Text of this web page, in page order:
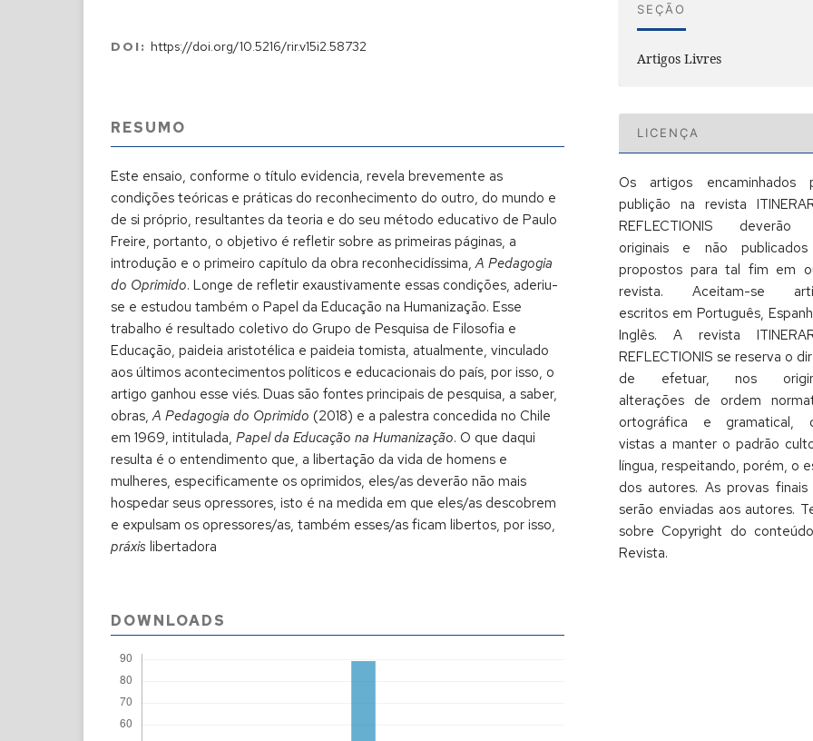
DOI: https://doi.org/10.5216/rir.v15i2.58732
RESUMO
Este ensaio, conforme o título evidencia, revela brevemente as
condições teóricas e práticas do reconhecimento do outro, do mundo e
de si próprio, resultantes da teoria e do seu método educativo de Paulo
Freire, portanto, o objetivo é refletir sobre as primeiras páginas, a
introdução e o primeiro capítulo da obra reconhecidíssima,A Pedagogia
do Oprimido. Longe de refletir exaustivamente essas condições, aderiu-
se e estudou também o Papel da Educação na Humanização. Esse
trabalho é resultado coletivo do Grupo de Pesquisa de Filosofia e
Educação, paideia aristotélica e paideia tomista, atualmente, vinculado
aos últimos acontecimentos políticos e educacionais do país, por isso, o
artigo ganhou esse viés. Duas são fontes principais de pesquisa, a saber,
obras,A Pedagogia do Oprimido (2018) e a palestra concedida no Chile
em 1969, intitulada, Papel da Educação na Humanização. O que daqui
resulta é o entendimento que, a libertação da vida de homens e
mulheres, especificamente os oprimidos, eles/as deverão não mais
hospedar seus opressores, isto é na medida em que eles/as descobrem
e expulsam os opressores/as, também esses/as ficam libertos, por isso,
práxis libertadora
DOWNLOADS
SEÇÃO
Artigos Livres
LICENÇA
Os artigos encaminhados
publição na revista
REFLECTIONIS deverão
originais e não
propostos para tal fim em
revista. Aceitam-se
escritos em Português,
Inglês. A revista
REFLECTIONIS se reserva o
de efetuar, nos
alterações de ordem
ortográfica e gramatical,
vistas a manter o padrão
língua, respeitando, porém, o
dos autores. As provas finais
serão enviadas aos autores.
sobre Copyright do
Revista.